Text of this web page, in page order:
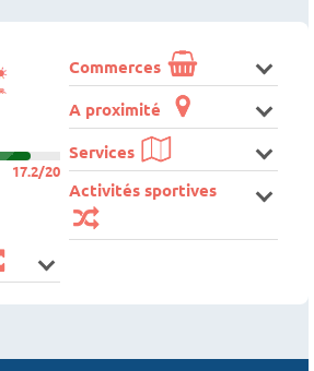
17.2/20
Commerces
A proximité
Services
Activités sportives